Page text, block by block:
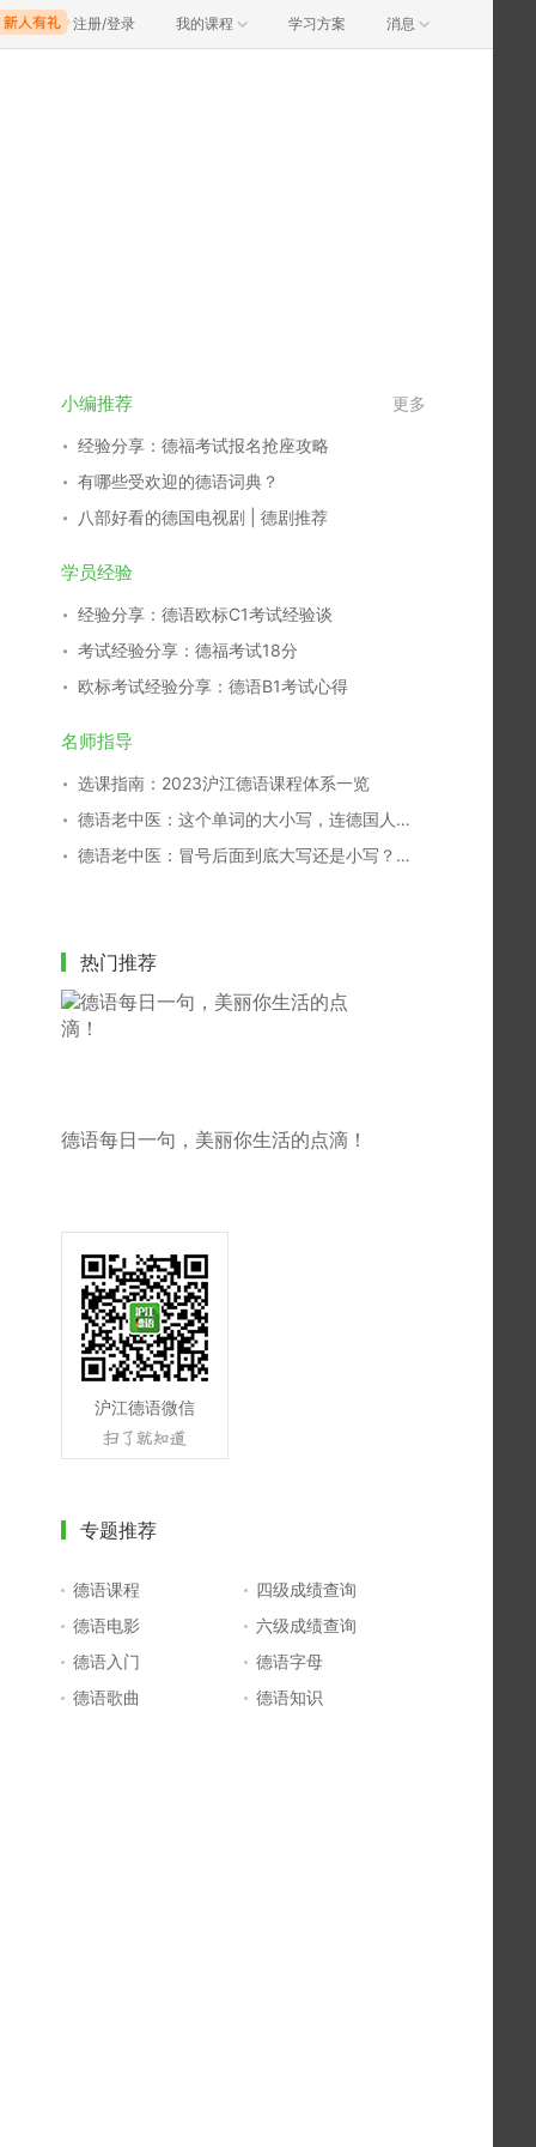
注册/登录 我的课程 学习方案 消息
小编推荐 更多
经验分享：德福考试报名抢座攻略
有哪些受欢迎的德语词典？
八部好看的德国电视剧 | 德剧推荐
学员经验
经验分享：德语欧标C1考试经验谈
考试经验分享：德福考试18分
欧标考试经验分享：德语B1考试心得
名师指导
选课指南：2023沪江德语课程体系一览
德语老中医：这个单词的大小写，连德国人都搞不清！
德语老中医：冒号后面到底大写还是小写？别再傻傻分不清！
热门推荐
德语每日一句，美丽你生活的点滴！
沪江德语微信
专题推荐
德语课程
四级成绩查询
德语电影
六级成绩查询
德语入门
德语字母
德语歌曲
德语知识